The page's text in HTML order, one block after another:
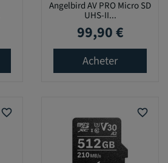
Angelbird AV PRO Micro SD
UHS-II...
Prix
99,90 €
Acheter
favorite_border favorite_border